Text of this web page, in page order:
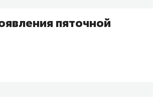
пяточной